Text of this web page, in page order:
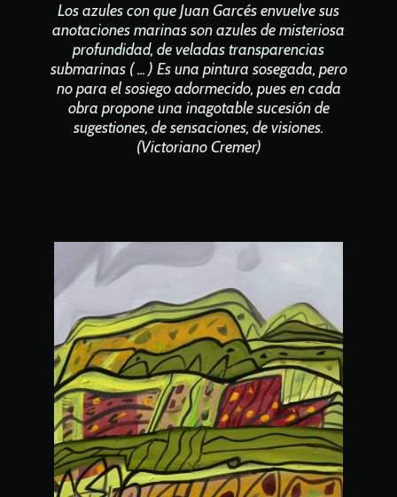
Los azules con que Juan Garcés envuelve sus
anotaciones marinas son azules de misteriosa
profundidad, de veladas transparencias
submarinas ( ... ) Es una pintura sosegada, pero
no para el sosiego adormecido, pues en cada
obra propone una inagotable sucesión de
sugestiones, de sensaciones, de visiones.
(Victoriano Cremer)